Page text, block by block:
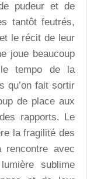
pudeur et de
tantôt feutrés,
le récit de leur
joue beaucoup
tempo de la
qu’on fait sortir
de place aux
rapports. Le
la fragilité des
avec
sublime